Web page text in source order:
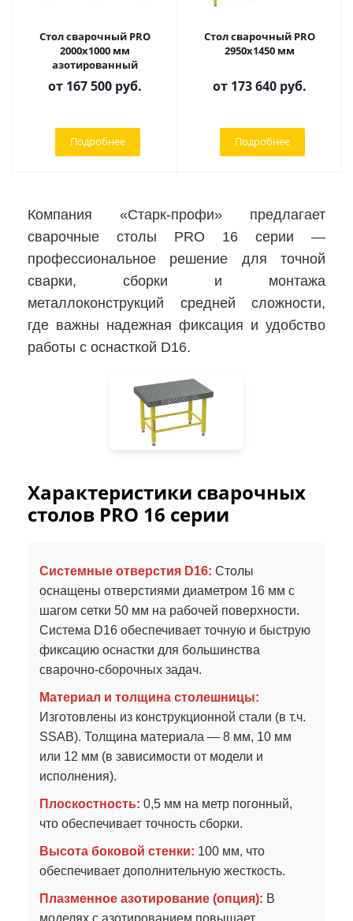
Стол сварочный PRO
2000х1000 мм
азотированный
от 167 500 руб.
Подробнее
Стол сварочный PRO
2950х1450 мм
от 173 640 руб.
Подробнее
Компания «Старк-профи» предлагает
сварочные столы PRO 16 серии —
профессиональное решение для точной
сварки, сборки и монтажа
металлоконструкций средней сложности,
где важны надежная фиксация и удобство
работы с оснасткой D16.
Характеристики сварочных
столов PRO 16 серии
Системные отверстия D16: Столы
оснащены отверстиями диаметром 16 мм с
шагом сетки 50 мм на рабочей поверхности.
Система D16 обеспечивает точную и быструю
фиксацию оснастки для большинства
сварочно-сборочных задач.
Материал и толщина столешницы:
Изготовлены из конструкционной стали (в т.ч.
SSAB). Толщина материала — 8 мм, 10 мм
или 12 мм (в зависимости от модели и
исполнения).
Плоскостность: 0,5 мм на метр погонный,
что обеспечивает точность сборки.
Высота боковой стенки: 100 мм, что
обеспечивает дополнительную жесткость.
Плазменное азотирование (опция): В
моделях с азотированием повышает